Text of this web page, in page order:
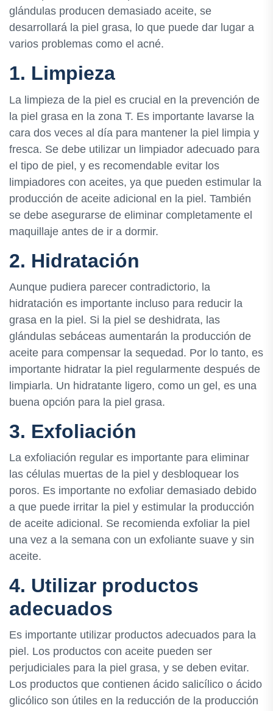
glándulas producen demasiado aceite, se
desarrollará la piel grasa, lo que puede dar lugar a
varios problemas como el acné.
1. Limpieza
La limpieza de la piel es crucial en la prevención de
la piel grasa en la zona T. Es importante lavarse la
cara dos veces al día para mantener la piel limpia y
fresca. Se debe utilizar un limpiador adecuado para
el tipo de piel, y es recomendable evitar los
limpiadores con aceites, ya que pueden estimular la
producción de aceite adicional en la piel. También
se debe asegurarse de eliminar completamente el
maquillaje antes de ir a dormir.
2. Hidratación
Aunque pudiera parecer contradictorio, la
hidratación es importante incluso para reducir la
grasa en la piel. Si la piel se deshidrata, las
glándulas sebáceas aumentarán la producción de
aceite para compensar la sequedad. Por lo tanto, es
importante hidratar la piel regularmente después de
limpiarla. Un hidratante ligero, como un gel, es una
buena opción para la piel grasa.
3. Exfoliación
La exfoliación regular es importante para eliminar
las células muertas de la piel y desbloquear los
poros. Es importante no exfoliar demasiado debido
a que puede irritar la piel y estimular la producción
de aceite adicional. Se recomienda exfoliar la piel
una vez a la semana con un exfoliante suave y sin
aceite.
4. Utilizar productos
adecuados
Es importante utilizar productos adecuados para la
piel. Los productos con aceite pueden ser
perjudiciales para la piel grasa, y se deben evitar.
Los productos que contienen ácido salicílico o ácido
glicólico son útiles en la reducción de la producción